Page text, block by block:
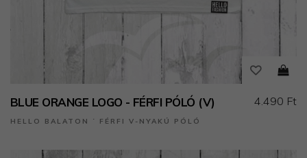
BLUE ORANGE LOGO - FÉRFI PÓLÓ (V)
HELLO BALATON ˙ FÉRFI V-NYAKÚ PÓLÓ
4.490 Ft